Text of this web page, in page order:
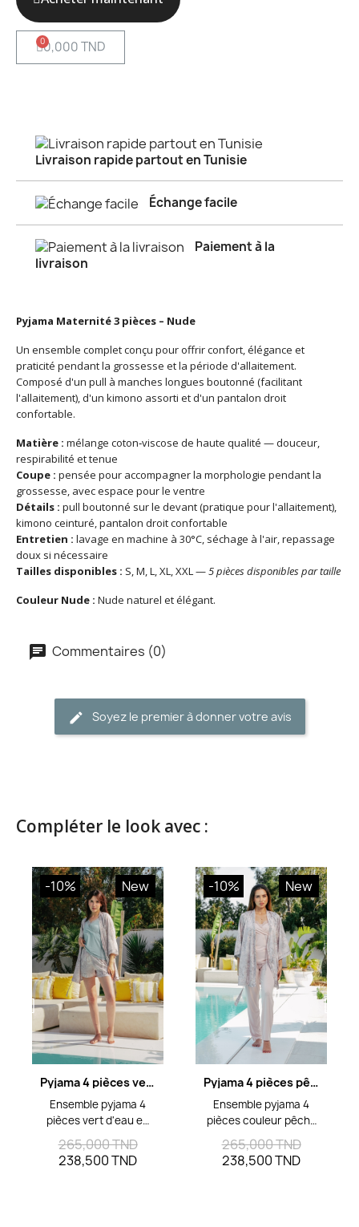
0,000 TND
Livraison rapide partout en Tunisie
Échange facile
Paiement à la
livraison
Pyjama Maternité 3 pièces – Nude
Un ensemble complet conçu pour offrir confort, élégance et
praticité pendant la grossesse et la période d'allaitement.
Composé d'un pull à manches longues boutonné (facilitant
l'allaitement), d'un kimono assorti et d'un pantalon droit
confortable.
Matière : mélange coton‑viscose de haute qualité — douceur,
respirabilité et tenue
Coupe : pensée pour accompagner la morphologie pendant la
grossesse, avec espace pour le ventre
Détails : pull boutonné sur le devant (pratique pour l'allaitement),
kimono ceinturé, pantalon droit confortable
Entretien : lavage en machine à 30°C, séchage à l'air, repassage
doux si nécessaire
Tailles disponibles : S, M, L, XL, XXL —5 pièces disponibles par taille
Couleur Nude : Nude naturel et élégant.
Commentaires (0)
Soyez le premier à donner votre avis
Compléter le look avec :
Aperçu rapide
-10% New
Pyjama 4 pièces vert d'eau coton viscose et satin de soie
Ensemble pyjama 4
pièces vert d'eau en
coton viscose uni et
satin de soie imprimé
floral : top bretelle
265,000 TND
238,500 TND
Aperçu rapide
-10% New
Pyjama 4 pièces pêche en satin de soie et coton viscose
Ensemble pyjama 4
pièces couleur pêche
mêlant coton viscose
uni et satin de soie
imprimé floral.
265,000 TND
238,500 TND